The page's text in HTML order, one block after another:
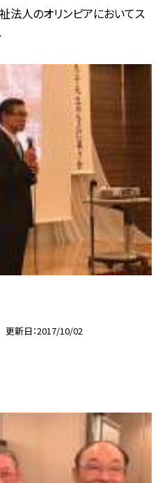
法人のオリンピアにおいてス
更新日 2017/10/02